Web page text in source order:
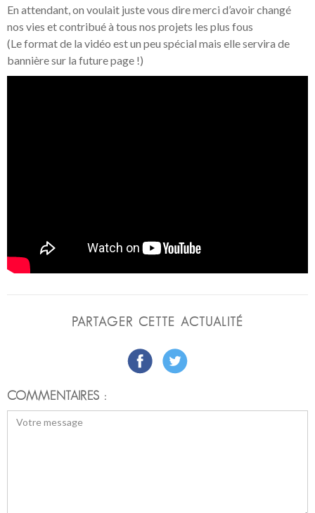
En attendant, on voulait juste vous dire merci d’avoir changé
nos vies et contribué à tous nos projets les plus fous
(Le format de la vidéo est un peu spécial mais elle servira de
bannière sur la future page !)
PARTAGER CETTE ACTUALITÉ
COMMENTAIRES :